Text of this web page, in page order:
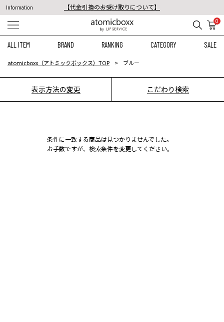
Information
【代金引換のお受け取りについて】
税込11,000円以上のご注文で送料無料！
0
ALL ITEM BRAND RANKING CATEGORY SALE
atomicboxx（アトミックボックス）TOP ブルー
表示方法の変更 こだわり検索
条件に一致する商品は見つかりませんでした。
お手数ですが、検索条件を変更してください。